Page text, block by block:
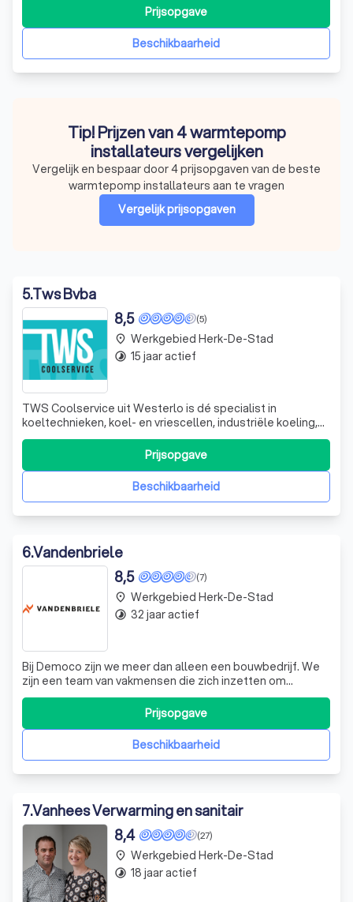
techniekers is dagelijks actief in de regio Limburg, waar we
een breed scala aan projecten uitvoeren. Van het
installeren van een verwarmingsketel tot het onderho
Beschikbaarheid
Prijsopgave
Tip! Prijzen van 4 warmtepomp
installateurs vergelijken
Vergelijk en bespaar door 4 prijsopgaven van de beste
warmtepomp installateurs aan te vragen
Vergelijk prijsopgaven
5.Tws Bvba
(5)
8,5
TWS Coolservice uit Westerlo is dé specialist in
koeltechnieken, koel- en vriescellen, industriële koeling,
airconditioning, verwarming en ventilatie voor bedrijven en
particulieren. Het resultaat van jarenlange ervaring en
doorgedreven expertise van vakmannen, die kwaliteit
hoog in het vaandel dragBeschikbaarheid
Prijsopgave
place Werkgebied Herk-De-Stad
timelapse 15 jaar actief
6.Vandenbriele
(7)
8,5
Bij Democo zijn we meer dan alleen een bouwbedrijf. We
zijn een team van vakmensen die zich inzetten om
kwalitatieve totaaloplossingen te bieden voor elk type
project. Of het nu gaat om ruwbouw of een kant-en-klaar
project, nieuwbouw of renovatie, wij hebben de expertise
en ervaring om uw visie totBeschikbaarheid
Prijsopgave
place Werkgebied Herk-De-Stad
timelapse 32 jaar actief
7.Vanhees Verwarming en sanitair
(27)
8,4
place Werkgebied Herk-De-Stad
timelapse 18 jaar actief